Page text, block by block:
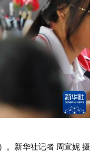
。新华社记者 周宣妮 摄